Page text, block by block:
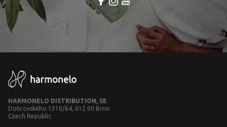
HARMONELO DISTRIBUTION, SE
Dobrovského 1310/64, 612 00 Brno
Czech Republic